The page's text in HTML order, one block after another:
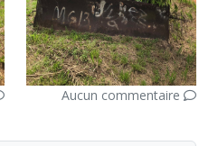
Aucun commentaire